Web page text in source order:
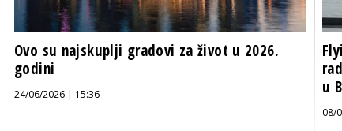
Ovo su najskuplji gradovi za život u 2026.
godini
24/06/2026 | 15:36
u
08/